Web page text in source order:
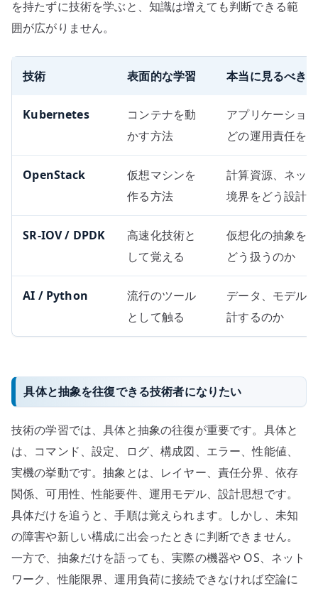
を持たずに技術を学ぶと、知識は増えても判断できる範
囲が広がりません。
技術 表面的な学習 本当に見るべき
Kubernetes
コンテナを動
かす方法
アプリケーショ
どの運用責任を
OpenStack
仮想マシンを
作る方法
計算資源、ネッ
境界をどう設計
SR-IOV / DPDK
高速化技術と
して覚える
仮想化の抽象を
どう扱うのか
AI / Python
流行のツール
として触る
データ、モデル
計するのか
具体と抽象を往復できる技術者になりたい
技術の学習では、具体と抽象の往復が重要です。具体と
は、コマンド、設定、ログ、構成図、エラー、性能値、
実機の挙動です。抽象とは、レイヤー、責任分界、依存
関係、可用性、性能要件、運用モデル、設計思想です。
具体だけを追うと、手順は覚えられます。しかし、未知
の障害や新しい構成に出会ったときに判断できません。
一方で、抽象だけを語っても、実際の機器や OS、ネット
ワーク、性能限界、運用負荷に接続できなければ空論に